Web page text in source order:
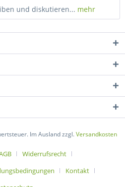
und diskutieren... mehr
Im Ausland zzgl.Versandkosten
Widerrufsrecht
Kontakt